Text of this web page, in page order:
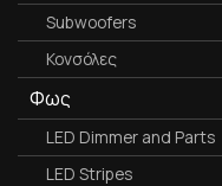
Subwoofers
Κονσόλες
Φως
LED Dimmer and Parts
LED Stripes